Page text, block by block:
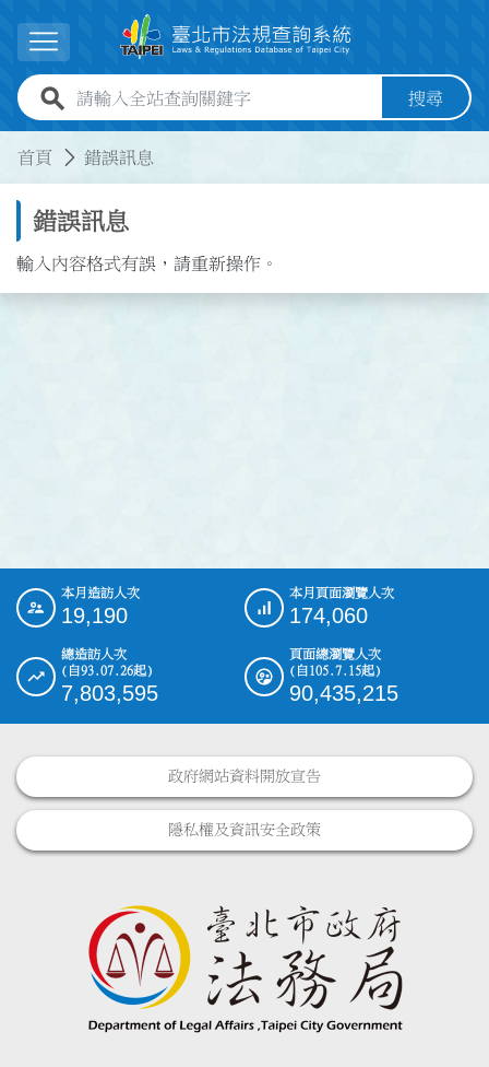
展開選單
全站查詢關鍵字欄位 搜尋
首頁 錯誤訊息
錯誤訊息
輸入內容格式有誤，請重新操作。
::: 本月造訪人次
19,190
本月頁面瀏覽人次
174,060
總造訪人次
(自93.07.26起)
7,803,595
頁面總瀏覽人次
(自105.7.15起)
90,435,215
政府網站資料開放宣告
隱私權及資訊安全政策